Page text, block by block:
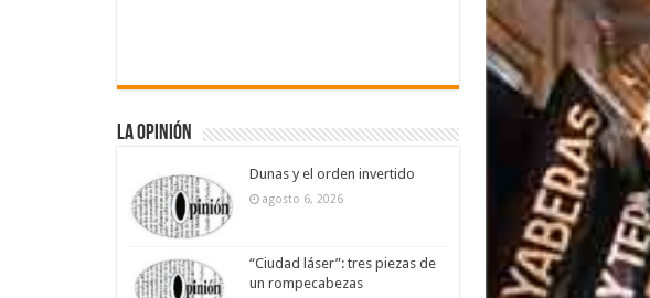
La Opinión
Dunas y el orden invertido
agosto 6, 2026
“Ciudad láser”: tres piezas de
un rompecabezas